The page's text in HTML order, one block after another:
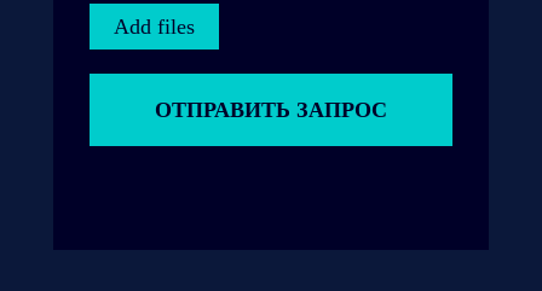
Add files
ОТПРАВИТЬ ЗАПРОС